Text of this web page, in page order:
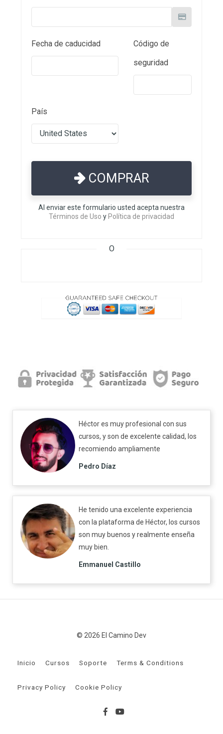
Fecha de caducidad
Código de
seguridad
País
COMPRAR
Al enviar este formulario usted acepta nuestra
Términos de Uso y Política de privacidad
O
Héctor es muy profesional con sus
cursos, y son de excelente calidad, los
recomiendo ampliamente
Pedro Díaz
He tenido una excelente experiencia
con la plataforma de Héctor, los cursos
son muy buenos y realmente enseña
muy bien.
Emmanuel Castillo
© 2026 El Camino Dev
Inicio Cursos Soporte Terms & Conditions
Privacy Policy Cookie Policy